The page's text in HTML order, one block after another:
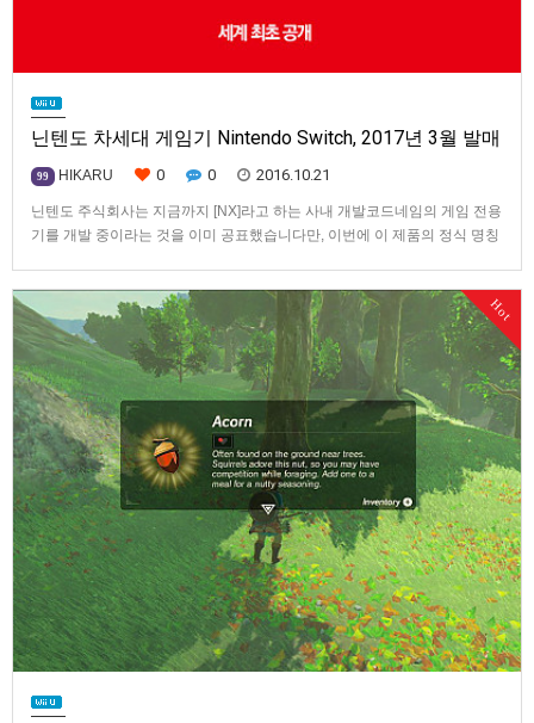
닌텐도 차세대 게임기 Nintendo Switch, 2017년 3월 발매
99 HIKARU 0 0 2016.10.21
닌텐도 주식회사는 지금까지 [NX]라고 하는 사내 개발코드네임의 게임 전용
기를 개발 중이라는 것을 이미 공표했습니다만, 이번에 이 제품의 정식 명칭
밖이라도 상관없이, 텔레비전 모니터 앞을 떠나 …
Hot